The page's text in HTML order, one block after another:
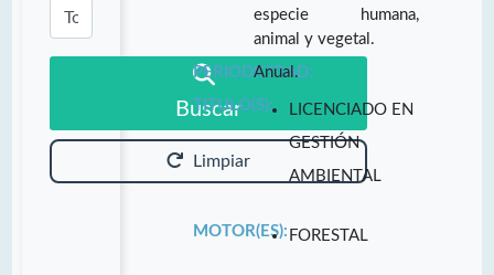
Buscar
Limpiar
especie humana,
animal y vegetal.
PERIODICIDAD:
Anual.
TITULO(S):
LICENCIADO EN
GESTIÓN
AMBIENTAL
MOTOR(ES): FORESTAL